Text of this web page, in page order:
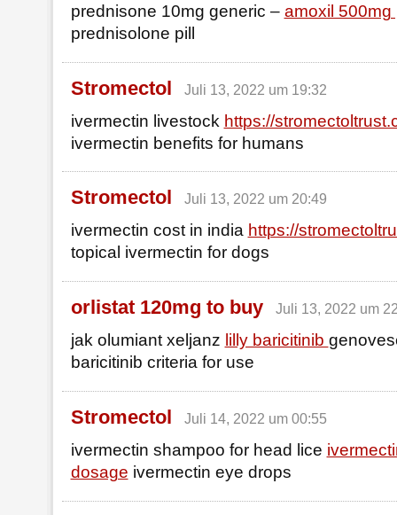
prednisone 10mg generic – amoxil 500mg
prednisolone pill
Stromectol Juli 13, 2022 um 19:32
ivermectin livestock https://
ivermectin benefits for humans
Stromectol Juli 13, 2022 um 20:49
ivermectin cost in india https://
topical ivermectin for dogs
orlistat 120mg to buy Juli 13, 2022 um
jak olumiant xeljanz lilly baricitinib
baricitinib criteria for use
Stromectol Juli 14, 2022 um 00:55
ivermectin shampoo for head lice
dosage ivermectin eye drops